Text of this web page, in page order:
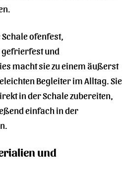
ofenfest,
und
macht sie zu einem äußerst
Begleiter im Alltag. Sie
in der Schale zubereiten,
einfach in der
und